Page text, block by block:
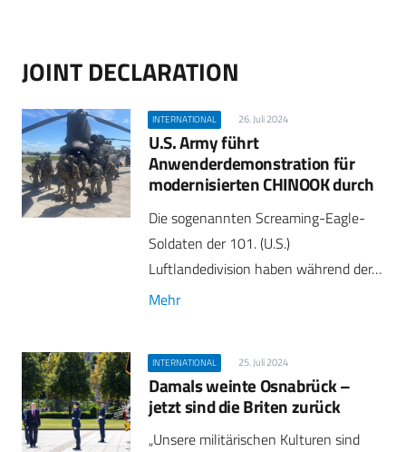
JOINT DECLARATION
INTERNATIONAL 26. Juli 2024
U.S. Army führt
Anwenderdemonstration für
modernisierten CHINOOK durch
Die sogenannten Screaming-Eagle-
Soldaten der 101. (U.S.)
Luftlandedivision haben während der…
Mehr
INTERNATIONAL 25. Juli 2024
Damals weinte Osnabrück –
jetzt sind die Briten zurück
„Unsere militärischen Kulturen sind